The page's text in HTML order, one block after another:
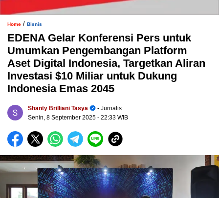
Home / Bisnis
EDENA Gelar Konferensi Pers untuk
Umumkan Pengembangan Platform
Aset Digital Indonesia, Targetkan Aliran
Investasi $10 Miliar untuk Dukung
Indonesia Emas 2045
Shanty Brilliani Tasya
- Jurnalis
Senin, 8 September 2025 - 22:33 WIB